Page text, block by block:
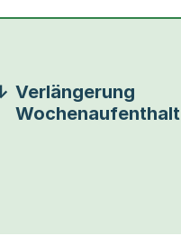
Verlängerung
Wochenaufenthalt